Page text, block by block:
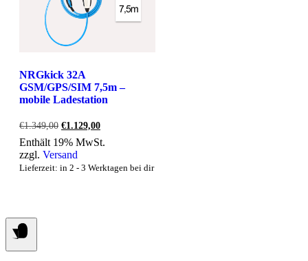
NRGkick 32A
GSM/GPS/SIM 7,5m –
mobile Ladestation
€1.349,00 Ursprünglicher
Preis
war:
€1.349,00
€1.129,00Aktueller
ist:
Enthält 19% MwSt.
zzgl. Versand
Lieferzeit: in 2 - 3 Werktagen bei dir